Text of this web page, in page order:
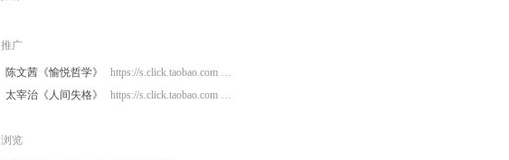
推广
陈文茜《愉悦哲学》
https://s.click.taobao.com …
太宰治《人间失格》
https://s.click.taobao.com …
浏览